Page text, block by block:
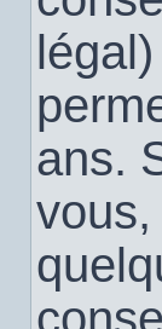
ans.